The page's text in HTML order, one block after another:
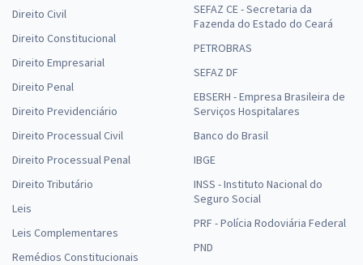
Direito Civil
Direito Constitucional
Direito Empresarial
Direito Penal
Direito Previdenciário
Direito Processual Civil
Direito Processual Penal
Direito Tributário
Leis
Leis Complementares
Remédios Constitucionais
SEFAZ CE - Secretaria da
Fazenda do Estado do Ceará
PETROBRAS
SEFAZ DF
EBSERH - Empresa Brasileira de
Serviços Hospitalares
Banco do Brasil
IBGE
INSS - Instituto Nacional do
Seguro Social
PRF - Polícia Rodoviária Federal
PND